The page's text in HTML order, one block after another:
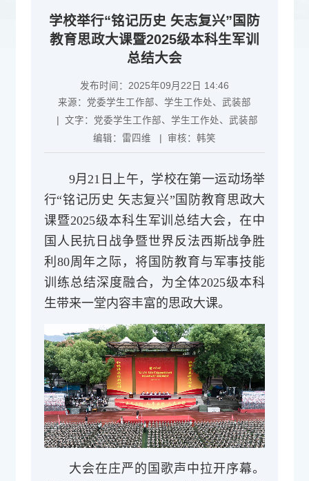
学校举行“铭记历史 矢志复兴”国防
教育思政大课暨2025级本科生军训
总结大会
发布时间：2025年09月22日 14:46
来源： 党委学生工作部、学生工作处、武装部
| 文字： 党委学生工作部、学生工作处、武装部
编辑： 雷四维 | 审核： 韩笑
9月21日上午，学校在第一运动场举
行“铭记历史 矢志复兴”国防教育思政大
课暨2025级本科生军训总结大会，在中
国人民抗日战争暨世界反法西斯战争胜
利80周年之际，将国防教育与军事技能
训练总结深度融合，为全体2025级本科
生带来一堂内容丰富的思政大课。
大会在庄严的国歌声中拉开序幕。